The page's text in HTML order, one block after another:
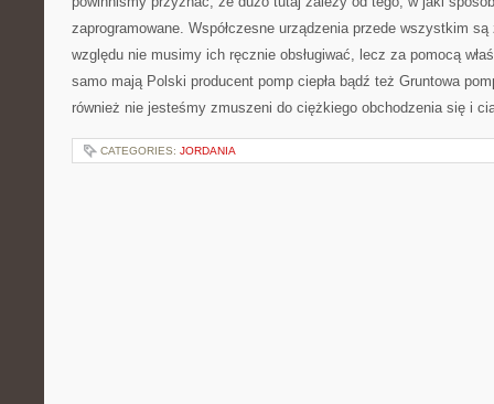
zaprogramowane. Współczesne urządzenia przede wszystkim
względu nie musimy ich ręcznie obsługiwać, lecz za pomocą
samo mają Polski producent pomp ciepła bądź też Gruntowa
również nie jesteśmy zmuszeni do ciężkiego obchodzenia się i
CATEGORIES: JORDANIA